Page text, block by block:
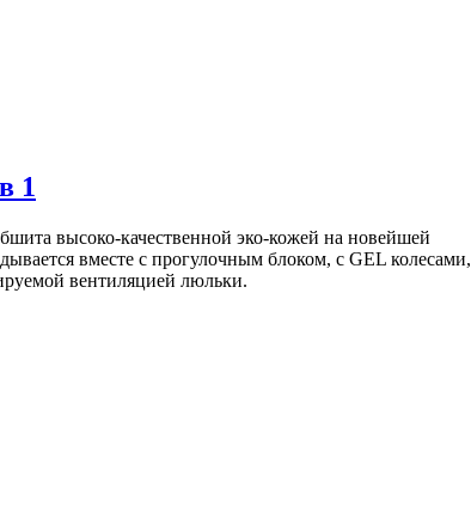
1
высоко-качественной эко-кожей на новейшей
вместе с прогулочным блоком, с GEL колесами,
вентиляцией люльки.